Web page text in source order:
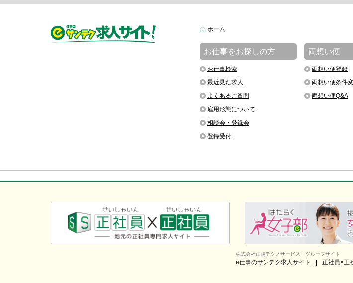
ホーム
お仕事をお探しの方
お仕事検索
最近見た求人
よくあるご質問
雇用形態について
相談会・登録会
登録受付
両想い便
両想い便登録
両想い便条件
両想い便Q&A
株式会社山陽テクノサービス グループサイト
e仕事のサンテク求人サイト 正社員×正